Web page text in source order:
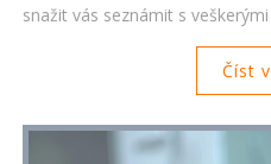
snažit vás seznámit s
pojďme na to společně
pro všechny, kdo zvažují Číst